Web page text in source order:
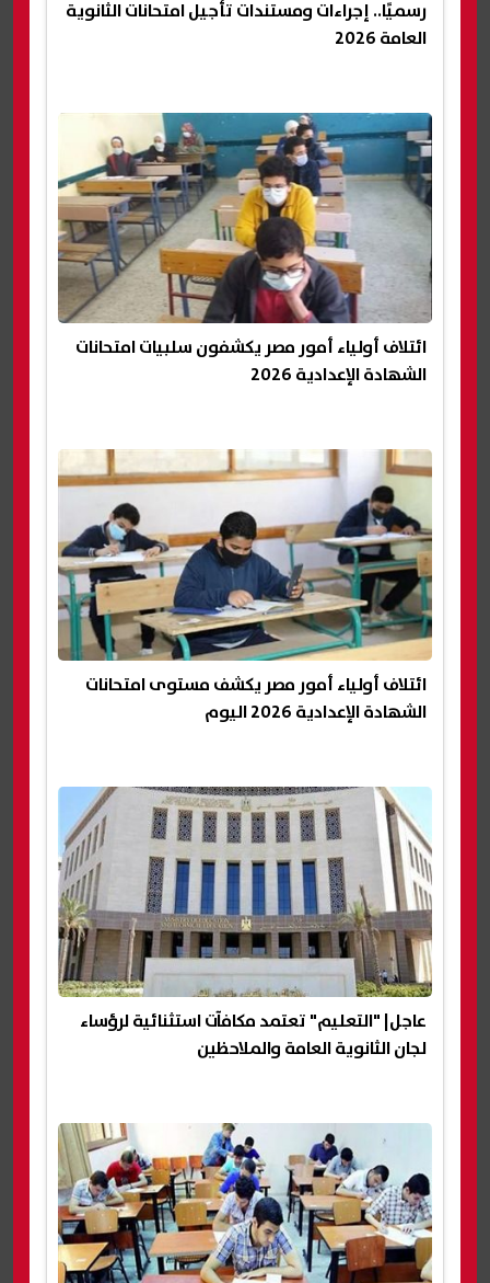
رسميًا.. إجراءات ومستندات تأجيل امتحانات الثانوية
العامة 2026
ائتلاف أولياء أمور مصر يكشفون سلبيات امتحانات
الشهادة الإعدادية 2026
ائتلاف أولياء أمور مصر يكشف مستوى امتحانات
الشهادة الإعدادية 2026 اليوم
عاجل| "التعليم" تعتمد مكافآت استثنائية لرؤساء
لجان الثانوية العامة والملاحظين